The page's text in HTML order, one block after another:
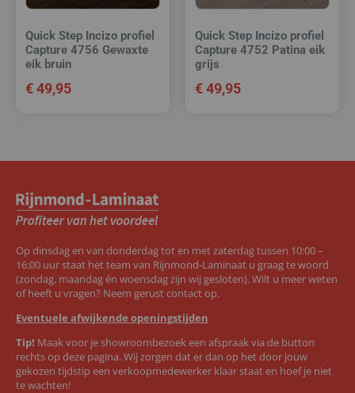
Quick Step Incizo profiel
Capture 4756 Gewaxte
eik bruin
€49,95
Quick Step Incizo profiel
Capture 4752 Patina eik
grijs
€49,95
Op dinsdag en van donderdag tot en met zaterdag tussen 10:00 –
16:00 uur staat het team van Rijnmond-Laminaat u graag te woord
(zondag, maandag én woensdag zijn wij gesloten). Wilt u meer weten
of heeft u vragen? Neem gerust contact op.
Eventuele afwijkende openingstijden
Tip! Maak voor je showroombezoek een afspraak via de button
rechts op deze pagina. Wij zorgen dat er dan op het door jouw
gekozen tijdstip een verkoopmedewerker klaar staat en hoef je niet
te wachten!